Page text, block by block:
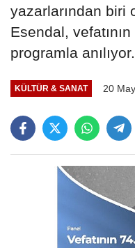
yazarlarından biri
Esendal,
programla anılıyor.
KÜLTÜR & SANAT 20